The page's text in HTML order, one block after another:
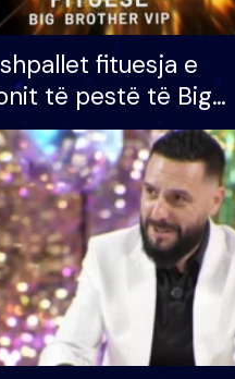
fituesja e
të pestë të Big
VIP, rrëmben
e madh prej 100